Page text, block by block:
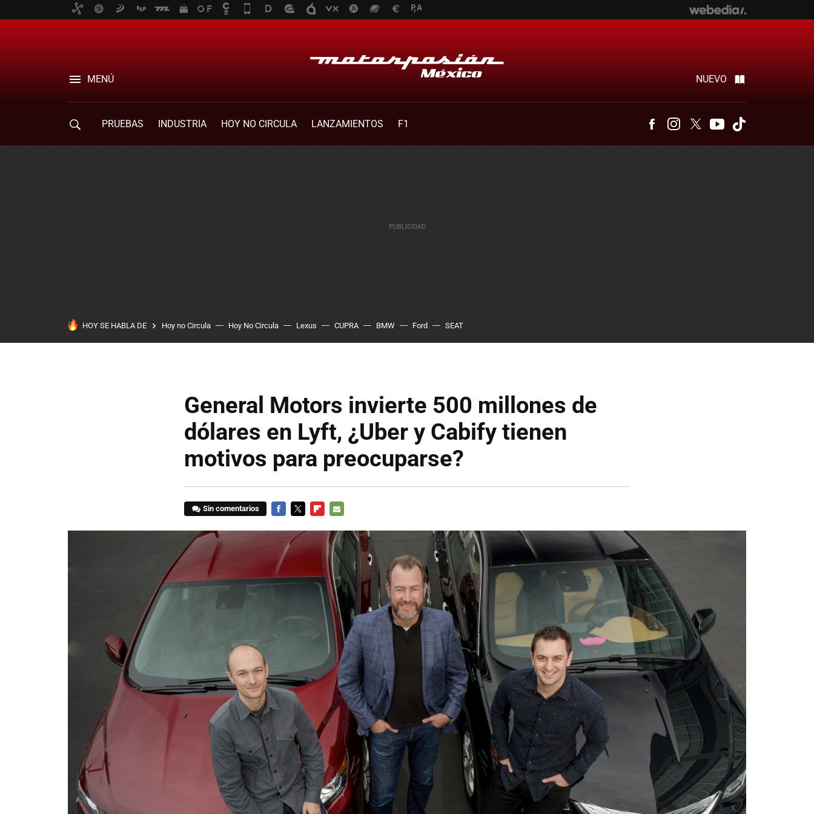
MENÚ NUEVO
PRUEBAS INDUSTRIA HOY NO CIRCULA LANZAMIENTOS F1 FacebookInstagram
Twitter Youtube
HOY SE HABLA DE Hoy no Circula Hoy No Circula Lexus CUPRA BMW Ford SEAT
General Motors invierte 500 millones de
dólares en Lyft, ¿Uber y Cabify tienen
motivos para preocuparse?
Sin comentarios
MAIL